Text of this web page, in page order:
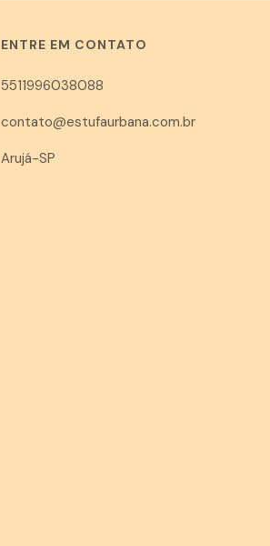
ENTRE EM CONTATO
5511996038088
contato@estufaurbana.com.br
Arujá-SP